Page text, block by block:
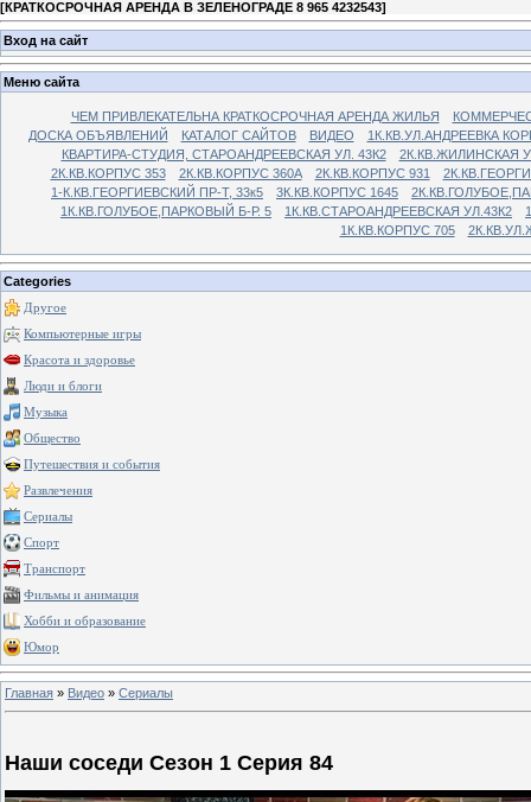
[КРАТКОСРОЧНАЯ АРЕНДА В ЗЕЛЕНОГРАДЕ 8 965 4232543]
Вход на сайт
Меню сайта
ЧЕМ ПРИВЛЕКАТЕЛЬНА КРАТКОСРОЧНАЯ АРЕНДА ЖИЛЬЯ
ДОСКА ОБЪЯВЛЕНИЙ
КАТАЛОГ САЙТОВ ВИДЕО
1К.КВ.УЛ.АНДРЕЕВКА
КВАРТИРА-СТУДИЯ, СТАРОАНДРЕЕВСКАЯ УЛ. 43К2
2К.КВ.ЖИЛИНСКАЯ
2К.КВ.КОРПУС 353
2К.КВ.КОРПУС 360А 2К.КВ.КОРПУС 931
1-К.КВ.ГЕОРГИЕВСКИЙ ПР-Т, 33к5
3К.КВ.КОРПУС 1645
1К.КВ.ГОЛУБОЕ,ПАРКОВЫЙ Б-Р. 5
1К.КВ.СТАРОАНДРЕЕВСКАЯ УЛ.43К2
1К.КВ.КОРПУС 705
Categories
Другое
Компьютерные игры
Красота и здоровье
Люди и блоги
Музыка
Общество
Путешествия и события
Развлечения
Сериалы
Спорт
Транспорт
Фильмы и анимация
Хобби и образование
Юмор
Главная » Видео » Сериалы
Наши соседи Сезон 1 Серия 84